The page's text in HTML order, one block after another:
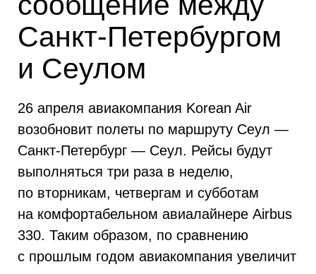
Санкт-Петербургом
и Сеулом
26 апреля авиакомпания Korean Air
возобновит полеты по маршруту Сеул —
Санкт-Петербург — Сеул. Рейсы будут
выполняться три раза в неделю,
по вторникам, четвергам и субботам
на комфортабельном авиалайнере Airbus
330. Таким образом, по сравнению
с прошлым годом авиакомпания увеличит